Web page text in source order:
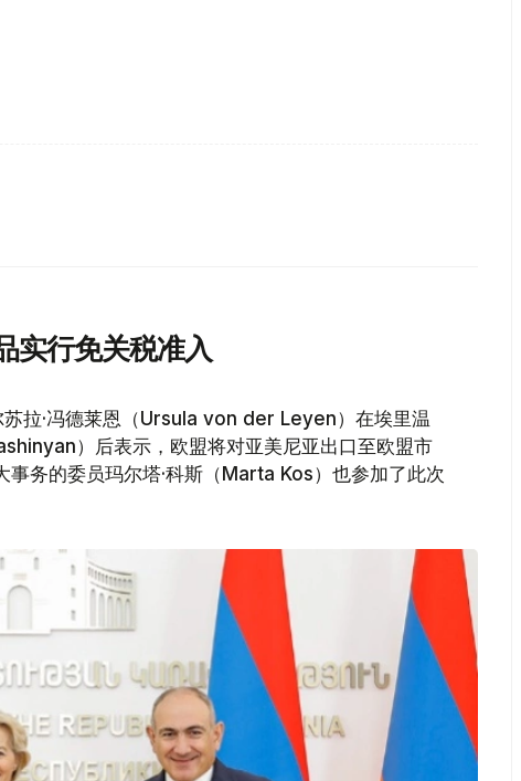
实行免关税准入
拉·冯德莱恩（Ursula von der Leyen）在埃里温
）后表示，欧盟将对亚美尼亚出口至欧盟市
务的委员玛尔塔·科斯（Marta Kos）也参加了此次